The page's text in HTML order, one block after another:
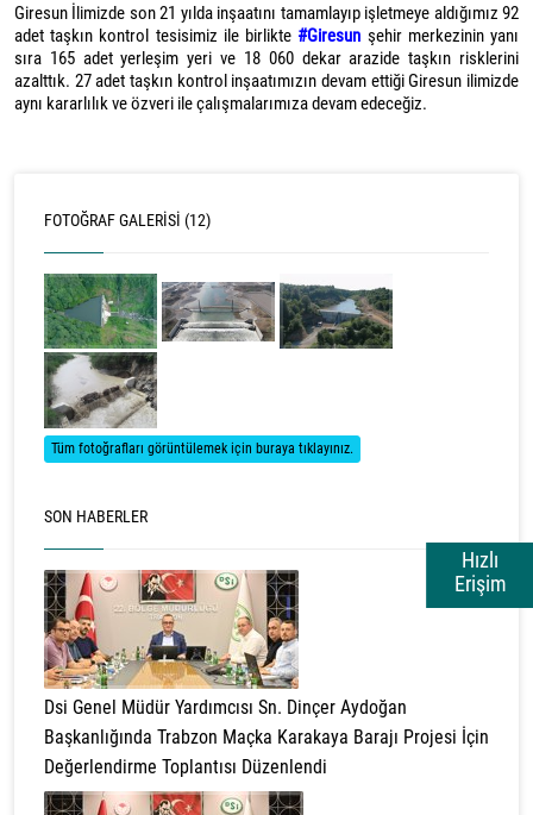
Hızlı
Erişim
Giresun İlimizde son 21 yılda inşaatını tamamlayıp işletmeye aldığımız 92
adet taşkın kontrol tesisimiz ile birlikte #Giresun şehir merkezinin yanı
sıra 165 adet yerleşim yeri ve 18 060 dekar arazide taşkın risklerini
azalttık. 27 adet taşkın kontrol inşaatımızın devam ettiği Giresun ilimizde
aynı kararlılık ve özveri ile çalışmalarımıza devam edeceğiz.
FOTOĞRAF GALERISI (12)
Tüm fotoğrafları görüntülemek için buraya tıklayınız.
SON HABERLER
Dsi Genel Müdür Yardımcısı Sn. Dinçer Aydoğan
Başkanlığında Trabzon Maçka Karakaya Barajı Projesi İçin
Değerlendirme Toplantısı Düzenlendi